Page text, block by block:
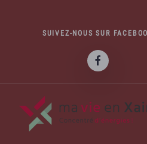
SUIVEZ-NOUS SUR